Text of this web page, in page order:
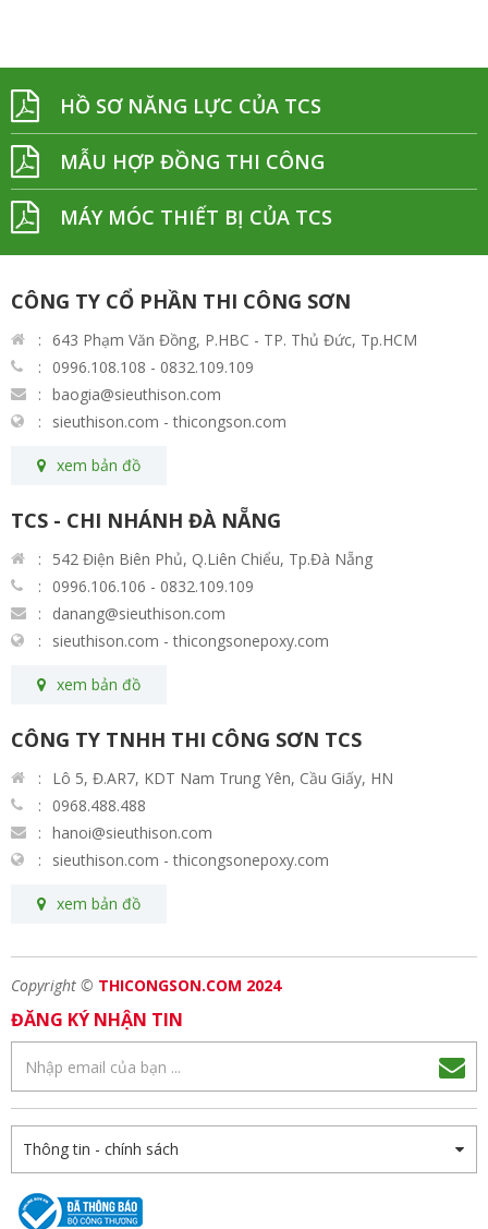
HỒ SƠ NĂNG LỰC CỦA TCS
MẪU HỢP ĐỒNG THI CÔNG
MÁY MÓC THIẾT BỊ CỦA TCS
CÔNG TY CỔ PHẦN THI CÔNG SƠN
643 Phạm Văn Đồng, P.HBC - TP. Thủ Đức, Tp.HCM
0996.108.108 - 0832.109.109
baogia@sieuthison.com
sieuthison.com - thicongson.com
xem bản đồ
TCS - CHI NHÁNH ĐÀ NẴNG
542 Điện Biên Phủ, Q.Liên Chiểu, Tp.Đà Nẵng
0996.106.106 - 0832.109.109
danang@sieuthison.com
sieuthison.com - thicongsonepoxy.com
xem bản đồ
CÔNG TY TNHH THI CÔNG SƠN TCS
Lô 5, Đ.AR7, KDT Nam Trung Yên, Cầu Giấy, HN
0968.488.488
hanoi@sieuthison.com
sieuthison.com - thicongsonepoxy.com
xem bản đồ
Copyright © THICONGSON.COM 2024
ĐĂNG KÝ NHẬN TIN
Thông tin - chính sách